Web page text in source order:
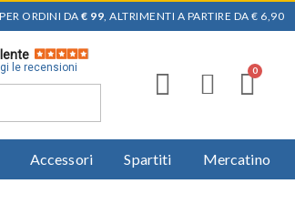
ORDINI DA € 99, ALTRIMENTI A PARTIRE DA € 6,90
le recensioni
Accessori Spartiti Mercatino